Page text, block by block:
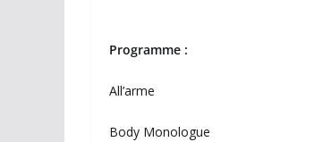
Programme :
All’arme
Body Monologue